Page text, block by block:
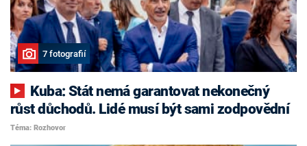
7 fotografií
růst důchodů. Lidé musí být sami zodpovědní
Téma: Rozhovor